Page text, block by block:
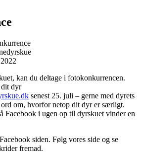
kan du deltage i fotokonkurrencen.
dit dyr
senest 25. juli – gerne med dyrets
ord om, hvorfor netop dit dyr er særligt.
Facebook i ugen op til dyrskuet vinder en
siden. Følg vores side og se
fremad.